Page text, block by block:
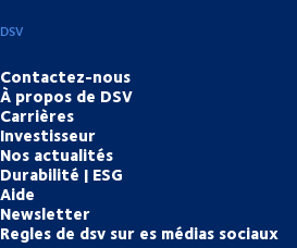
DSV
Contactez-nous
À propos de DSV
Carrières
Investisseur
Nos actualités
Durabilité | ESG
Aide
Newsletter
Regles de dsv sur es médias sociaux